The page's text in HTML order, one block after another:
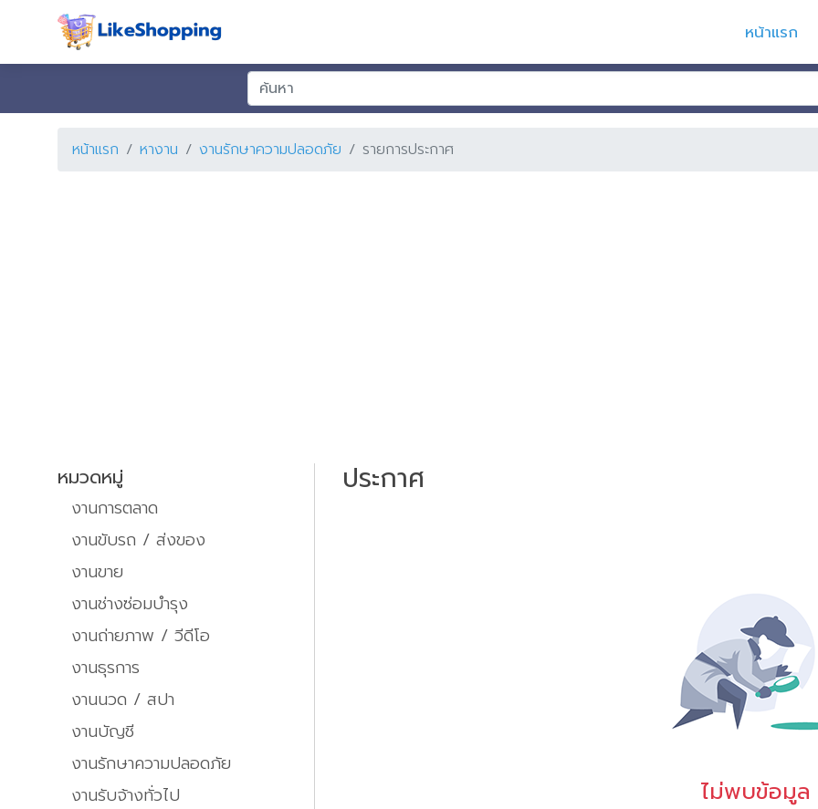
หน้าแรก
หน้าแรก หางาน งานรักษาความปลอดภัย รายการประกาศ
หมวดหมู่
งานการตลาด
งานขับรถ / ส่งของ
งานขาย
งานช่างซ่อมบำรุง
งานถ่ายภาพ / วีดีโอ
งานธุรการ
งานนวด / สปา
งานบัญชี
งานรักษาความปลอดภัย
งานรับจ้างทั่วไป
ประกาศ
ไม่พบข้อมูล